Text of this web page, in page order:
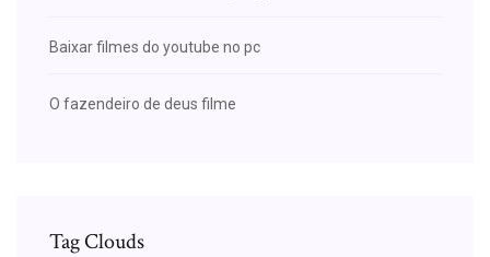
Baixar filmes do youtube no pc
O fazendeiro de deus filme
Tag Clouds